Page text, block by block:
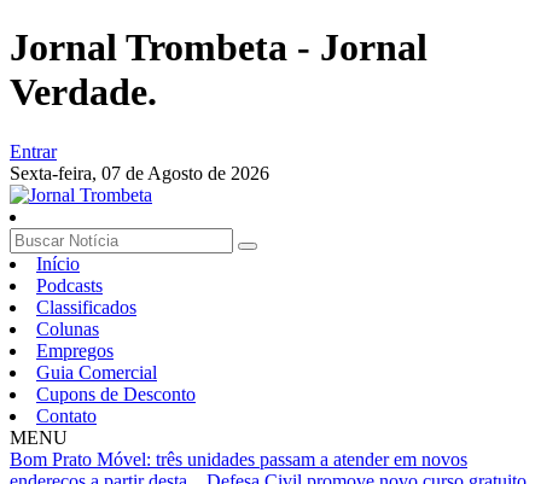
Jornal Trombeta - Jornal
Verdade.
Entrar
Sexta-feira, 07 de Agosto de 2026
Início
Podcasts
Classificados
Colunas
Empregos
Guia Comercial
Cupons de Desconto
Contato
MENU
Bom Prato Móvel: três unidades passam a atender em novos